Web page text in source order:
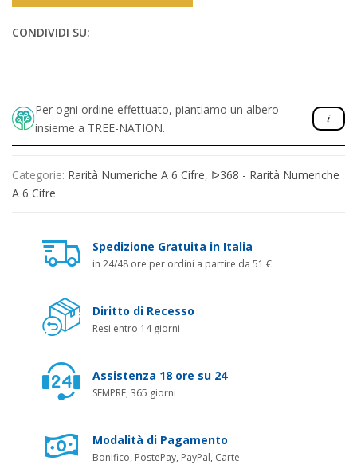
CONDIVIDI SU:
Per ogni ordine effettuato, piantiamo un albero
insieme a TREE-NATION.
Categorie: Rarità Numeriche A 6 Cifre, ᐅ368 - Rarità Numeriche
A 6 Cifre
Spedizione Gratuita in Italia
in 24/48 ore per ordini a partire da 51 €
Diritto di Recesso
Resi entro 14 giorni
Assistenza 18 ore su 24
SEMPRE, 365 giorni
Modalità di Pagamento
Bonifico, PostePay, PayPal, Carte